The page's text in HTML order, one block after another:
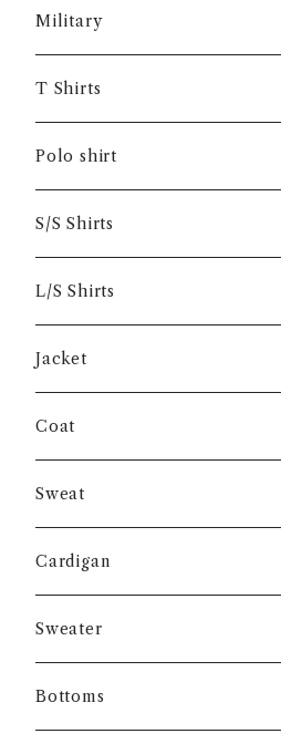
Military
T Shirts
Polo shirt
S/S Shirts
L/S Shirts
Jacket
Coat
Sweat
Cardigan
Sweater
Bottoms